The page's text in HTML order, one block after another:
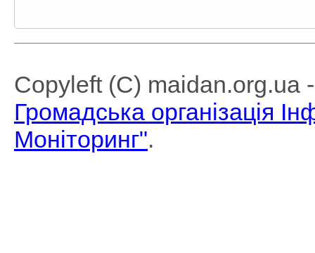
Copyleft (C) maidan.org.ua
Громадська організація
Моніторинг".